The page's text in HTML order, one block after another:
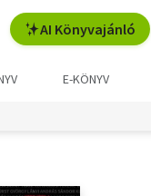
AI Könyvajánló
E-KÖNYV